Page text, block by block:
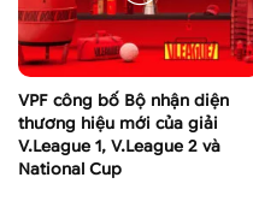
VPF công bố Bộ nhận diện
thương hiệu mới của giải
V.League 1, V.League 2 và
National Cup